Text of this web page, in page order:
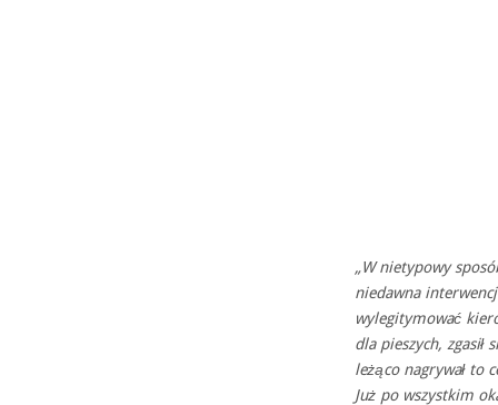
„W nietypowy
niedawna
wylegitymować
dla pieszych, zgasił
leżąco nagrywał to
Już po wszystkim